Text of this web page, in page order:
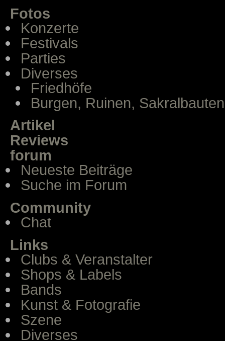
Fotos
Konzerte
Festivals
Parties
Diverses
Friedhöfe
Burgen, Ruinen, Sakralbauten
Artikel
Reviews
forum
Neueste Beiträge
Suche im Forum
Community
Chat
Links
Clubs & Veranstalter
Shops & Labels
Bands
Kunst & Fotografie
Szene
Diverses